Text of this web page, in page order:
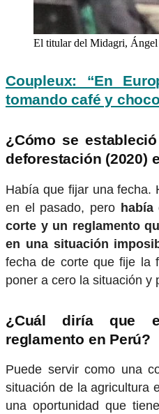
El titular del Midagri, Ángel
Coupleux: “En
tomando café y
¿Cómo se
deforestación (2020)
Había que fijar una fecha.
en el pasado, pero había
corte y un reglamento
en una situación
fecha de corte que fije la
poner a cero la situación y
¿Cuál diría que
reglamento en Perú?
Puede servir como una
situación de la agricultura
una oportunidad que